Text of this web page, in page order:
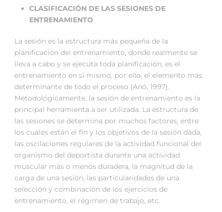
CLASIFICACIÓN DE LAS SESIONES DE
ENTRENAMIENTO
La sesión es la estructura más pequeña de la
planificación del entrenamiento, donde realmente se
lleva a cabo y se ejecuta toda planificación, es el
entrenamiento en si mismo, por ello, el elemento más
determinante de todo el proceso (Anó, 1997).
Metodológicamente, la sesión de entrenamiento es la
principal herramienta a ser utilizada. La estructura de
las sesiones se determina por muchos factores, entre
los cuáles están el fin y los objetivos de la sesión dada,
las oscilaciones regulares de la actividad funcional del
organismo del deportista durante una actividad
muscular más o menos duradera, la magnitud de la
carga de una sesión, las particularidades de una
selección y combinación de los ejercicios de
entrenamiento, el régimen de trabajo, etc.